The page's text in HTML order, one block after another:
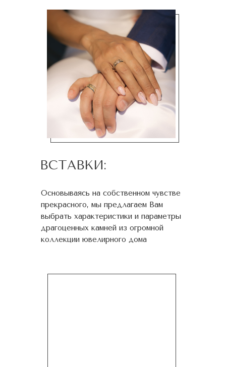
ВСТАВКИ:
Основываясь на собственном чувстве
прекрасного, мы предлагаем Вам
выбрать характеристики и параметры
драгоценных камней из огромной
коллекции ювелирного дома